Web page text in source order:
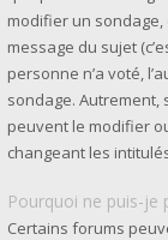
modifier un
message du sujet
personne n’a voté,
sondage.
peuvent le modifier
changeant les
Pourquoi ne puis-je
Certains forums